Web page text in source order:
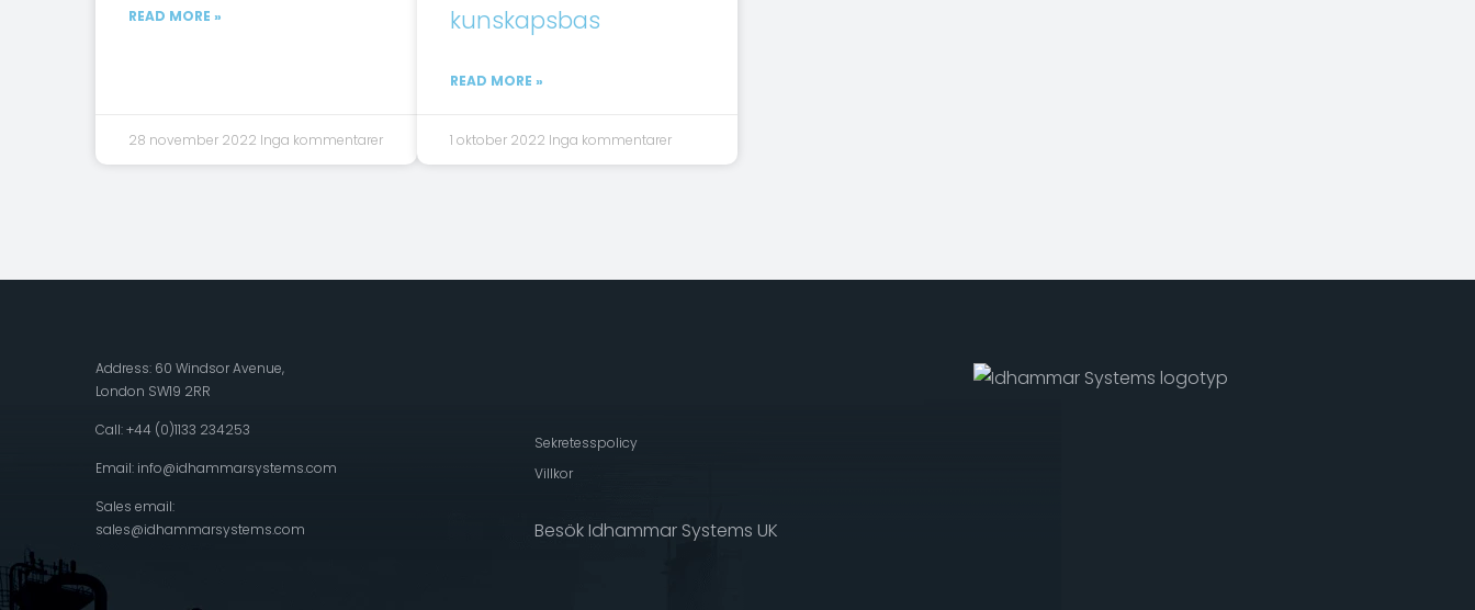
READ MORE »
28 november 2022 Inga kommentarer
kunskapsbas
READ MORE »
1 oktober 2022 Inga kommentarer
Address: 60 Windsor Avenue,
London SW19 2RR
Call: +44 (0)1133 234253
Email: info@idhammarsystems.com
Sales email:
sales@idhammarsystems.com
Sekretesspolicy
Villkor
Besök Idhammar Systems UK